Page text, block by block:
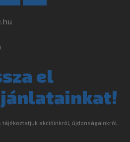
el
akcióinkról, újdonságainkról.